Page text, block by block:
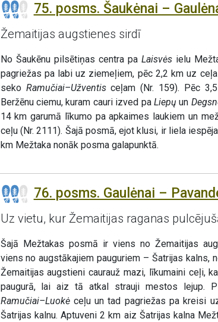
75. posms. Šaukėnai –
Žemaitijas augstienes sirdī
No Šaukēnu pilsētiņas centra paLaisvės ielu
pagriežas pa labi uz ziemeļiem, pēc 2,2 km uz
seko Ramučiai–Užventisceļam (Nr. 159). Pēc
Beržēnu ciemu, kuram cauri izved paLiepų un
14 km garumā līkumo pa apkaimes laukiem un
ceļu (Nr. 2111). Šajā posmā, ejot klusi, ir liela
km Mežtaka nonāk posma galapunktā.
76. posms. Gaulėnai –
Uz vietu, kur Žemaitijas raganas
Šajā Mežtakas posmā ir viens no Žemaitijas
viens no augstākajiem pauguriem – Šatrijas kalns,
Žemaitijas augstieni caurauž mazi, līkumaini ceļi,
paugurā, lai aiz tā atkal strauji mestos lejup.
Ramučiai–Luokėceļu un tad pagriežas pa kreisi
Šatrijas kalnu. Aptuveni 2 km aiz Šatrijas kalna